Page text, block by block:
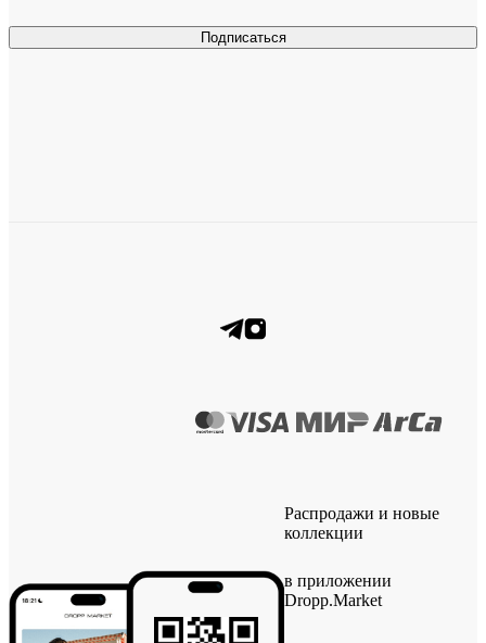
Подписаться
Распродажи и новые
коллекции
в приложении
Dropp.Market